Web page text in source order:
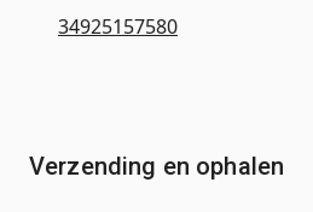
34925157580
Verzending en ophalen